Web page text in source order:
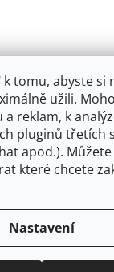
tomu, abyste si
užili.
reklam, k
pluginů třetích
apod.).
které chcete
Nastavení
koupelna
+
baterie.cz.